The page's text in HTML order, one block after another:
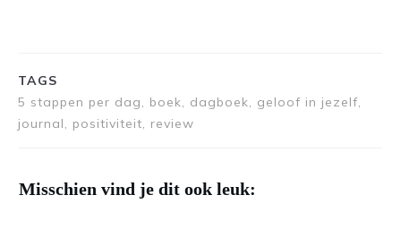
TAGS
5 stappen per dag, boek, dagboek, geloof in jezelf,
journal, positiviteit, review
Misschien vind je dit ook leuk: